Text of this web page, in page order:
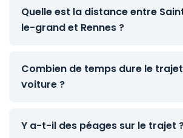
Quelle est la distance entre
le-grand et Rennes ?
Combien de temps dure le
voiture ?
Y a-t-il des péages sur le trajet